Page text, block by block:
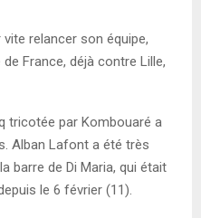
vite relancer son équipe,
France, déjà contre Lille,
tricotée par Kombouaré a
Alban Lafont a été très
barre de Di Maria, qui était
le 6 février (11).